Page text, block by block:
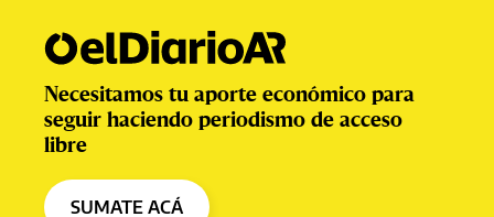
Necesitamos tu aporte económico para
seguir haciendo periodismo de acceso
libre
SUMATE ACÁ